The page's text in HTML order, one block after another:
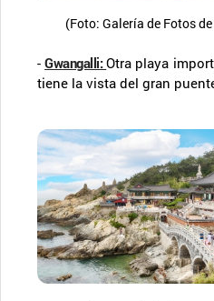
(Foto: Galería de Fotos
-Gwangalli:Otra playa
tiene la vista del gran